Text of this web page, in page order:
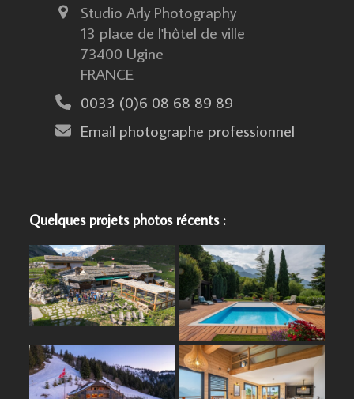
Studio Arly Photography
13 place de l'hôtel de ville
73400 Ugine
FRANCE
0033 (0)6 08 68 89 89
Email photographe professionnel
Quelques projets photos récents :